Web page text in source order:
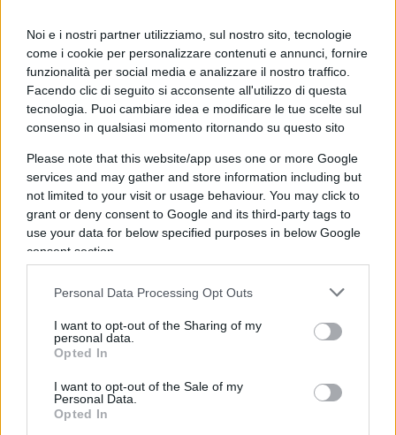
Noi e i nostri partner utilizziamo, sul nostro sito, tecnologie
come i cookie per personalizzare contenuti e annunci, fornire
funzionalità per social media e analizzare il nostro traffico.
Facendo clic di seguito si acconsente all'utilizzo di questa
tecnologia. Puoi cambiare idea e modificare le tue scelte sul
consenso in qualsiasi momento ritornando su questo sito
Please note that this website/app uses one or more Google
services and may gather and store information including but
not limited to your visit or usage behaviour. You may click to
grant or deny consent to Google and its third-party tags to
use your data for below specified purposes in below Google
consent section.
Personal Data Processing Opt Outs
I want to opt-out of the Sharing of my
personal data.
Opted In
I want to opt-out of the Sale of my
Personal Data.
Opted In
Come si poteva immaginare che chi ha votato per
lasciare l’Unione europea accettasse il paradosso
di uscire da un trattato (la membership Ue) che
prevedeva una clausola di uscita, per entrare in
un accordo con la stessa controparte (ilbackstop
che non ne prevede?
Bocciando il mio accordo, la Brexit si allontana,
rischiate addirittura che non ci sia alcuna Brexit,
dalla stessa May per cercare di convincere i
Brexiteers. Dunque, ecco la domanda politica a cui
erano chiamati a rispondere con il voto di ieri
da rendere conveniente scongiurare,
approvandolo, questo rischio – il rischio che il